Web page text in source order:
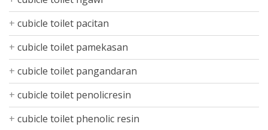
cubicle toilet pacitan
cubicle toilet pamekasan
cubicle toilet pangandaran
cubicle toilet penolicresin
cubicle toilet phenolic resin